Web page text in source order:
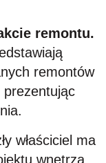
remontu.
remontów
właściciel ma
wnętrza